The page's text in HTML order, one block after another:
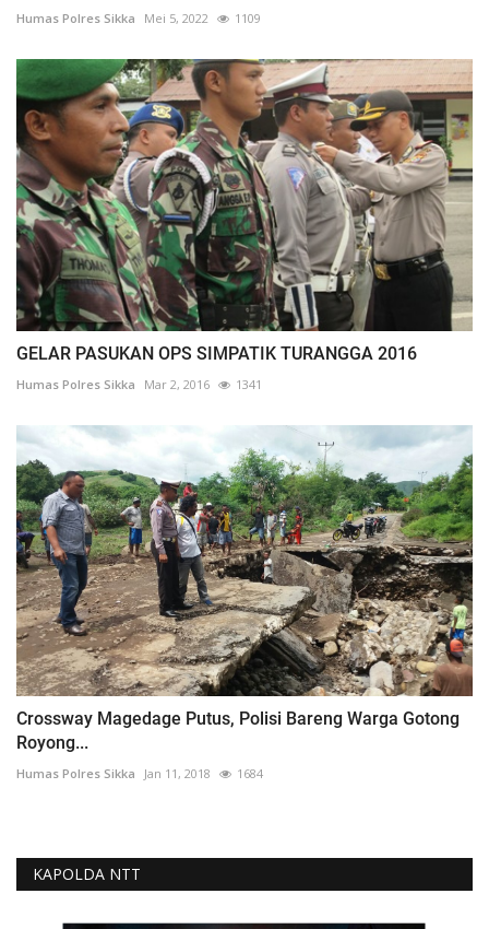
Humas Polres Sikka Mei 5, 2022 1109
GELAR PASUKAN OPS SIMPATIK TURANGGA 2016
Humas Polres Sikka Mar 2, 2016 1341
Crossway Magedage Putus, Polisi Bareng Warga Gotong
Royong...
Humas Polres Sikka Jan 11, 2018 1684
KAPOLDA NTT